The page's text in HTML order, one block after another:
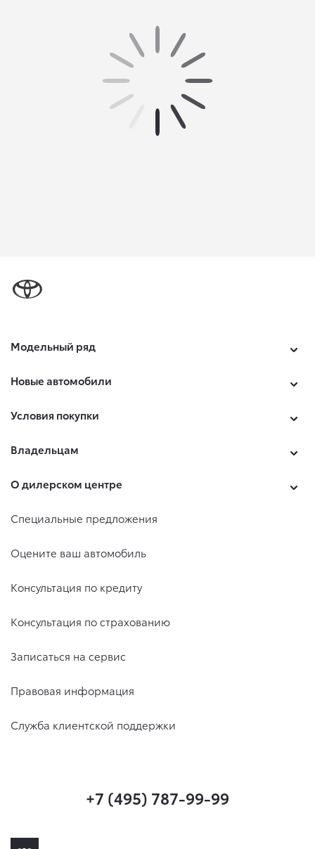
Модельный ряд
Новые автомобили
Условия покупки
Владельцам
О дилерском центре
Специальные предложения
Оцените ваш автомобиль
Консультация по кредиту
Консультация по страхованию
Записаться на сервис
Правовая информация
Служба клиентской поддержки
+7 (495) 787-99-99